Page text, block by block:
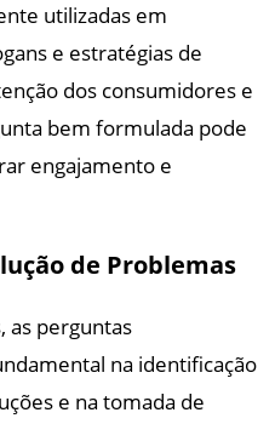
utilizadas em
e estratégias de
dos consumidores e
bem formulada pode
engajamento e
de Problemas
as perguntas
na identificação
e na tomada de